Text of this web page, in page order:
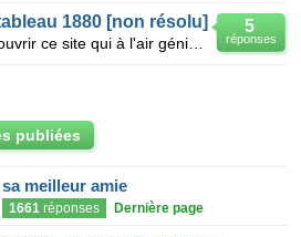
5
réponses
1880 [non résolu]
publiées
meilleur amie
1661 réponses Dernière page